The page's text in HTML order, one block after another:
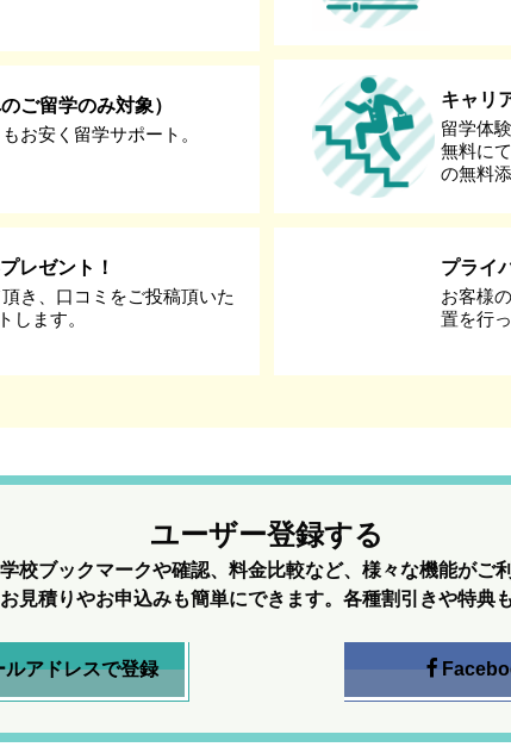
ご留学のみ対象）
お安く留学サポート。
レゼント！
き、口コミをご投稿頂いた
します。
キャリ
留学体
無料に
の無料
プライ
お客様
置を行
ユーザー登録する
校ブックマークや確認、料金比較など、様々な機能がご
見積りやお申込みも簡単にできます。各種割引きや特典
ルアドレスで登録